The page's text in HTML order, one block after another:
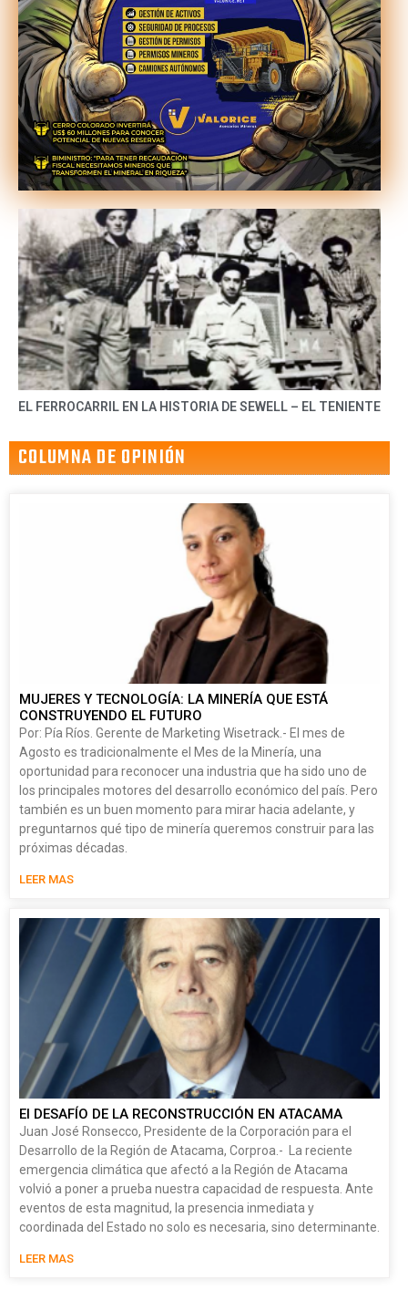
EL FERROCARRIL EN LA HISTORIA DE SEWELL – EL TENIENTE
COLUMNA DE OPINIÓN
MUJERES Y TECNOLOGÍA: LA MINERÍA QUE ESTÁ
CONSTRUYENDO EL FUTURO
Por: Pía Ríos. Gerente de Marketing Wisetrack.- El mes de
Agosto es tradicionalmente el Mes de la Minería, una
oportunidad para reconocer una industria que ha sido uno de
los principales motores del desarrollo económico del país. Pero
también es un buen momento para mirar hacia adelante, y
preguntarnos qué tipo de minería queremos construir para las
próximas décadas.
LEER MAS
El DESAFÍO DE LA RECONSTRUCCIÓN EN ATACAMA
Juan José Ronsecco, Presidente de la Corporación para el
Desarrollo de la Región de Atacama, Corproa.- La reciente
emergencia climática que afectó a la Región de Atacama
volvió a poner a prueba nuestra capacidad de respuesta. Ante
eventos de esta magnitud, la presencia inmediata y
coordinada del Estado no solo es necesaria, sino determinante.
LEER MAS